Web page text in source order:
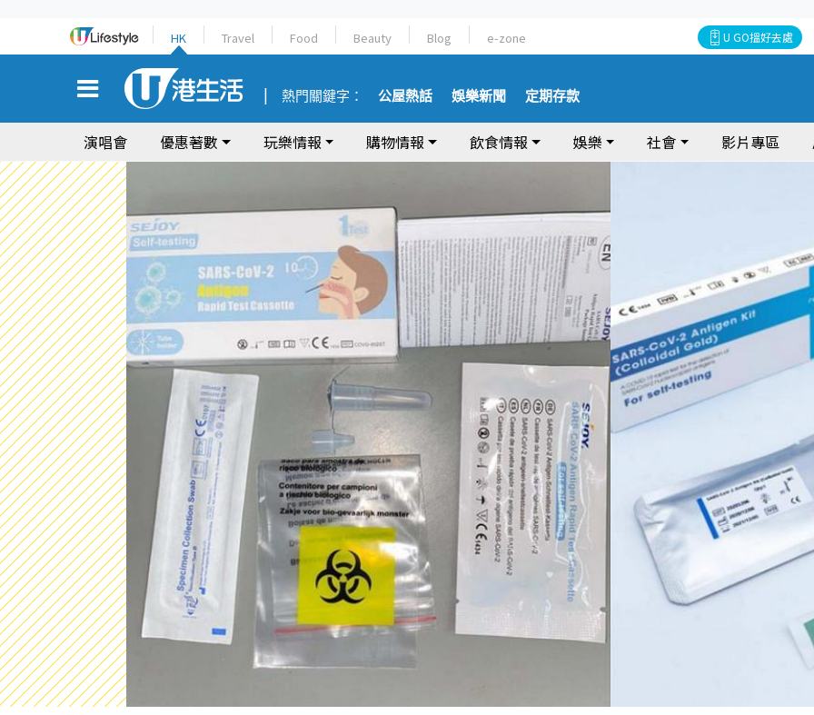
HK Travel Food Beauty Blog e-zone U GO搵好去處
熱門關鍵字： 公屋熱話 娛樂新聞 定期存款
演唱會 優惠著數 玩樂情報 購物情報 飲食情報 娛樂 社會 影片專區